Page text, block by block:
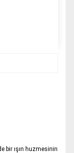
tabidir.
Bilgi Al
alanlarda
bir ışın huzmesinin